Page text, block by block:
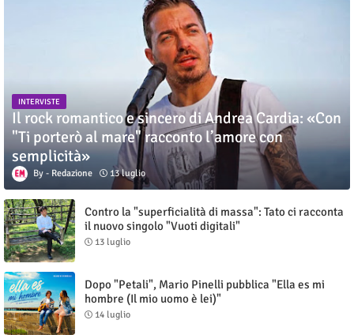
INTERVISTE
Il rock romantico e sincero di Andrea Cardia: «Con
"Ti porterò al mare" racconto l’amore con
semplicità»
Redazione 13 luglio
Contro la "superficialità di massa": Tato ci racconta
il nuovo singolo "Vuoti digitali"
13 luglio
Dopo "Petali", Mario Pinelli pubblica "Ella es mi
hombre (Il mio uomo è lei)"
14 luglio